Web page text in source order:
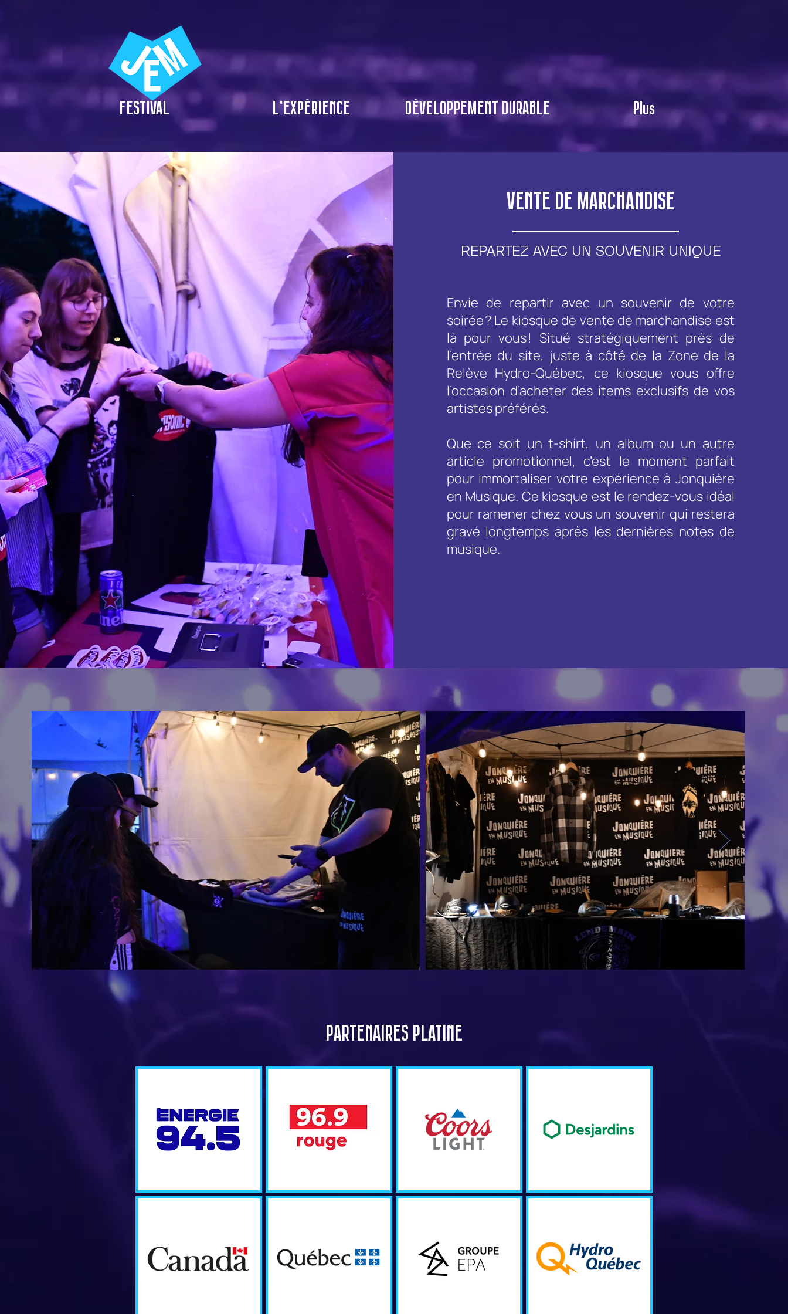
FESTIVAL L'EXPÉRIENCE DÉVELOPPEMENT DURABLE Plus
VENTE DE MARCHANDISE
Repartez avec un souvenir unique
Envie de repartir avec un souvenir de votre
soirée ? Le kiosque de vente de marchandise est
là pour vous ! Situé stratégiquement près de
l’entrée du site, juste à côté de la Zone de la
Relève Hydro-Québec, ce kiosque vous offre
l’occasion d’acheter des items exclusifs de vos
artistes préférés.
Que ce soit un t-shirt, un album ou un autre
article promotionnel, c’est le moment parfait
pour immortaliser votre expérience à Jonquière
en Musique. Ce kiosque est le rendez-vous idéal
pour ramener chez vous un souvenir qui restera
gravé longtemps après les dernières notes de
musique.
PARTENAIRES PLATINE